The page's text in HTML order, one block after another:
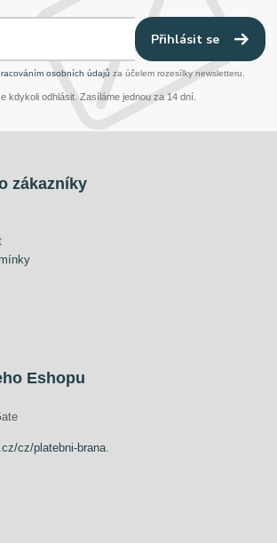
Přihlásit se
osobních údajů za účelem rozesílky newsletteru.
kdykoli odhlásit. Zasíláme jednou za 14 dní.
zákazníky
Eshopu
cz/platebni-brana